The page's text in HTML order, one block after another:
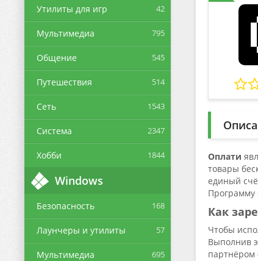
Утилиты для игр 42
Мультимедиа 795
Общение 545
Путешествия 514
Сеть 1543
Система 2347
Хобби 1844
Windows
Безопасность 168
Лаунчеры и утилиты 57
Мультимедиа 695
Оплати
товары
единый
Программу
Как
Чтобы
Выполнив
партнёром